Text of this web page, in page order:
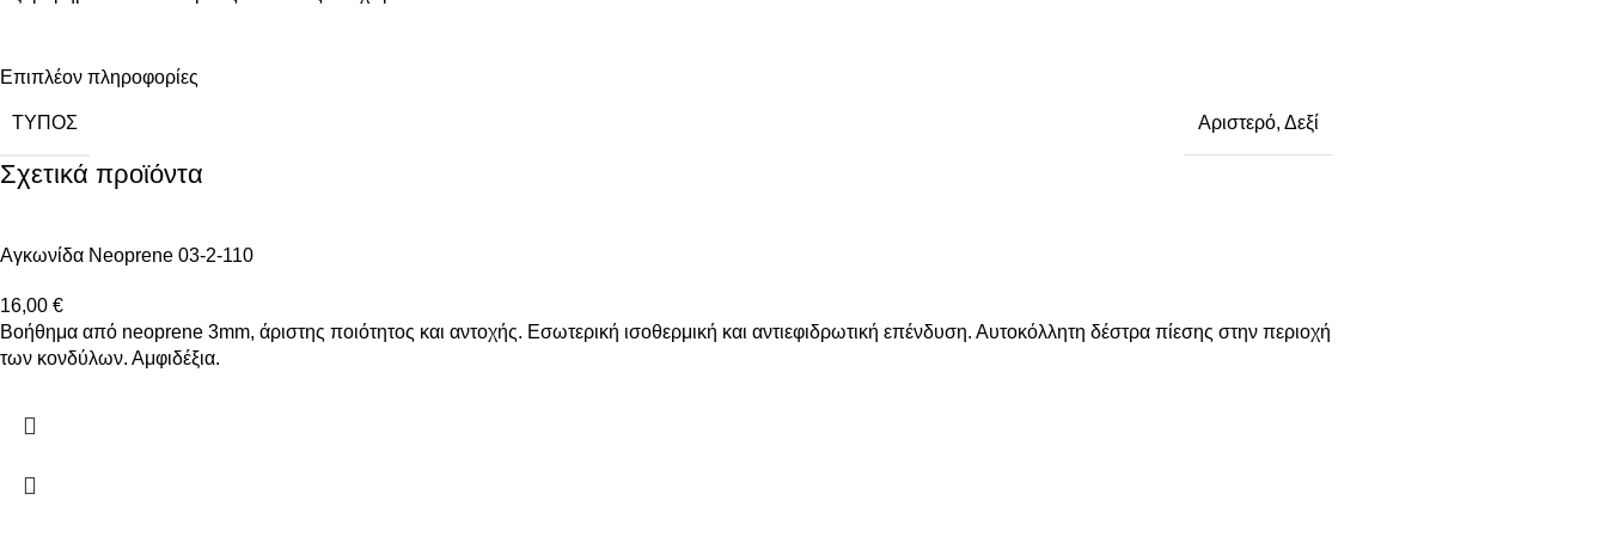
Επιπλέον πληροφορίες
ΤΎΠΟΣ Αριστερό, Δεξί
Σχετικά προϊόντα
Αγκωνίδα Neoprene 03-2-110
16,00 €
Βοήθημα από neoprene 3mm, άριστης ποιότητος και αντοχής. Εσωτερική ισοθερμική και αντιεφιδρωτική επένδυση. Αυτοκόλλητη δέστρα πίεσης στην περιοχή
των κονδύλων. Αμφιδέξια.